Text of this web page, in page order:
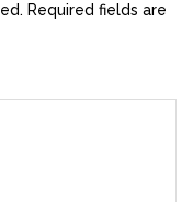
Required fields are